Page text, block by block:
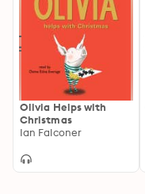
Olivia Helps with
Christmas
Ian Falconer